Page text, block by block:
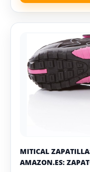
MITICAL
AMAZON.ES: